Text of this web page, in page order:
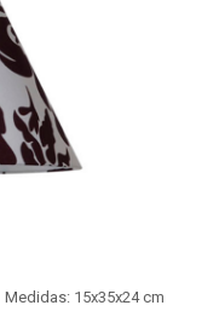
Medidas: 15x35x24 cm